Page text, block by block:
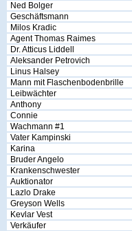
Ned Bolger
Geschäftsmann
Milos Kradic
Agent Thomas Raimes
Dr. Atticus Liddell
Aleksander Petrovich
Linus Halsey
Mann mit Flaschenbodenbrille
Leibwächter
Anthony
Connie
Wachmann #1
Vater Kampinski
Karina
Bruder Angelo
Krankenschwester
Auktionator
Lazlo Drake
Greyson Wells
Kevlar Vest
Verkäufer